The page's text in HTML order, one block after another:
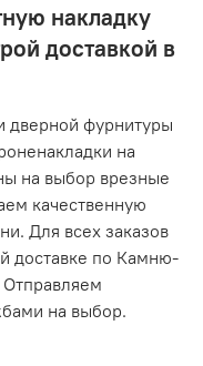
накладку
доставкой в
дверной фурнитуры
на
на выбор врезные
качественную
Для всех заказов
доставке по Камню-
на выбор.